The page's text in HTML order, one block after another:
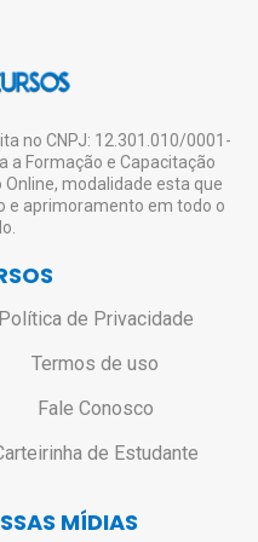
no CNPJ: 12.301.010/0001-
a Formação e Capacitação
modalidade esta que
e aprimoramento em todo o
Política de Privacidade
Termos de uso
Fale Conosco
de Estudante
MÍDIAS